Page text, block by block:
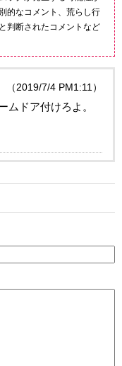
的なコメント、荒らし行
判断されたコメントなど
（2019/7/4 PM1:11）
ムドア付けろよ。